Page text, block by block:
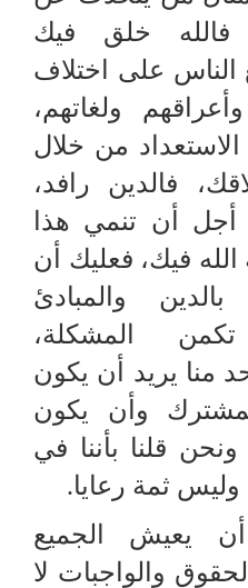
فالله خلق فيك
الناس على اختلاف
ولغاتهم،
من خلال
فالدين رافد،
أجل أن تنمي هذا
الله فيك، فعليك أن
والمبادئ
تكمن المشكلة،
منا يريد أن يكون
وأن يكون
قلنا بأننا في
ثمة رعايا.
يعيش الجميع
والواجبات لا